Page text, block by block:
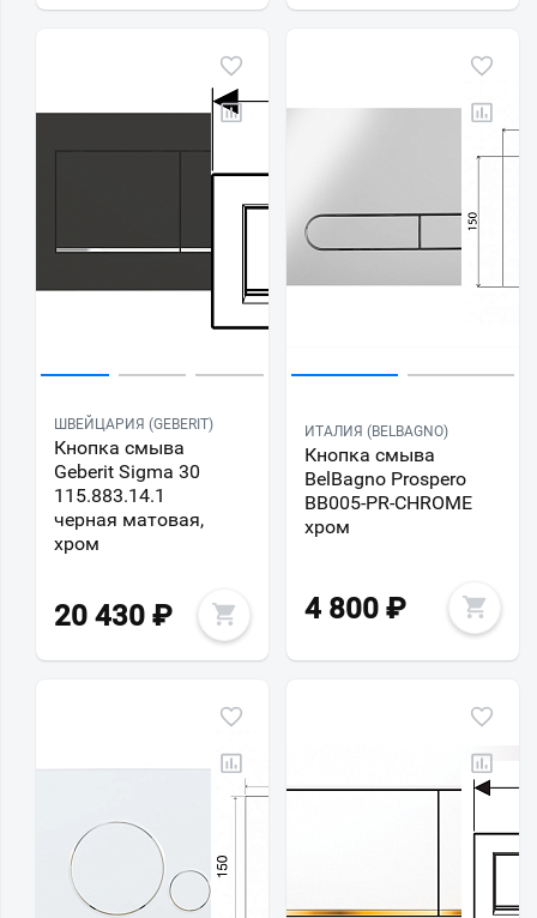
ШВЕЙЦАРИЯ (GEBERIT)
Кнопка смыва
Geberit Sigma 30
115.883.14.1
черная матовая,
хром
20 430 ₽
ИТАЛИЯ (BELBAGNO)
Кнопка смыва
BelBagno Prospero
BB005-PR-CHROME
хром
4 800 ₽